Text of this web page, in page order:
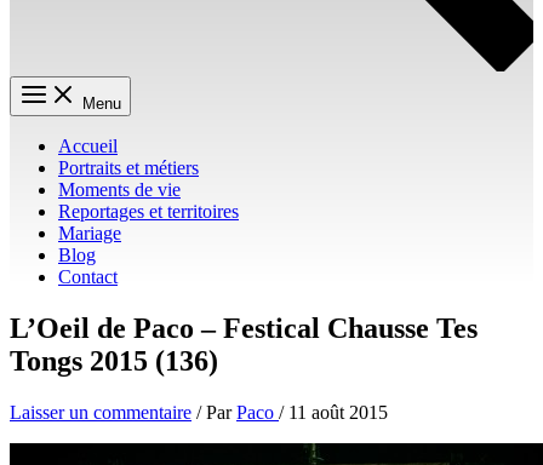
Menu
Accueil
Portraits et métiers
Moments de vie
Reportages et territoires
Mariage
Blog
Contact
L’Oeil de Paco – Festical Chausse Tes
Tongs 2015 (136)
Laisser un commentaire / ParPaco / 11 août 2015